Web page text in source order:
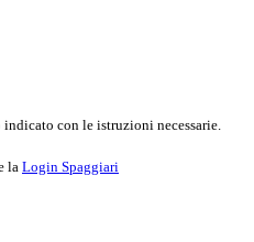
con le istruzioni necessarie.
la Login Spaggiari